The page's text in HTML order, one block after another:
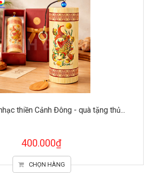
thiền Cảnh Đông - quà tặng thủ...
400.000₫
CHỌN HÀNG